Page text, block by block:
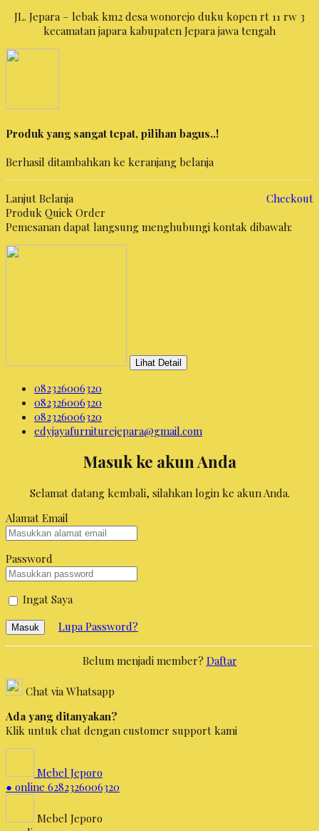
JL. Jepara – lebak km2 desa wonorejo duku kopen rt 11 rw 3
kecamatan japara kabupaten Jepara jawa tengah
Produk yang sangat tepat, pilihan bagus..!
Berhasil ditambahkan ke keranjang belanja
Lanjut Belanja
Checkout
Produk Quick Order
Pemesanan dapat langsung menghubungi kontak dibawah:
Lihat Detail
082326006320
082326006320
082326006320
edyjayafurniturejepara@gmail.com
Masuk ke akun Anda
Selamat datang kembali, silahkan login ke akun Anda.
Alamat Email
Password
Ingat Saya
Masuk Lupa Password?
Belum menjadi member? Daftar
Chat via Whatsapp
Ada yang ditanyakan?
Klik untuk chat dengan customer support kami
Mebel Jeporo
● online 6282326006320
Mebel Jeporo